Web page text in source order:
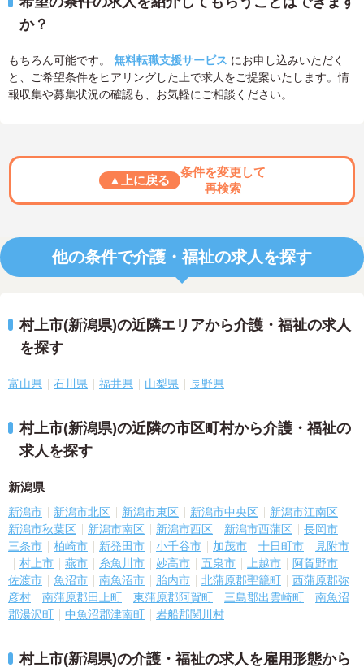
か？
もちろん可能です。 無料転職支援サービス にお申し込みいただく
と、ご希望条件をヒアリングした上で求人をご提案いたします。情
報収集や募集状況の確認も、お気軽にご相談ください。
▲上に戻る
条件を変更して
再検索
他の条件で介護・福祉の求人を探す
村上市(新潟県)の近隣エリアから介護・福祉の求人
を探す
富山県 石川県 福井県 山梨県 長野県
村上市(新潟県)の近隣の市区町村から介護・福祉の
求人を探す
新潟県
新潟市 新潟市北区 新潟市東区 新潟市中央区
新潟市江南区
新潟市秋葉区
新潟市南区 新潟市西区 新潟市西蒲区
長岡市
三条市
柏崎市 新発田市 小千谷市 加茂市 十日町市
見附市
村上市
燕市 糸魚川市 妙高市 五泉市 上越市
阿賀野市
佐渡市
魚沼市 南魚沼市 胎内市 北蒲原郡聖籠町
西蒲原郡弥
彦村
南蒲原郡田上町 東蒲原郡阿賀町 三島郡出雲崎町
南魚沼
郡湯沢町
中魚沼郡津南町 岩船郡関川村
村上市(新潟県)の介護・福祉の求人を雇用形態から